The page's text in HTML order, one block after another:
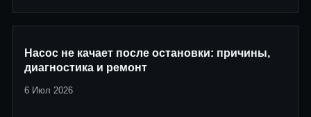
Насос не качает после остановки: причины,
диагностика и ремонт
6 Июл 2026